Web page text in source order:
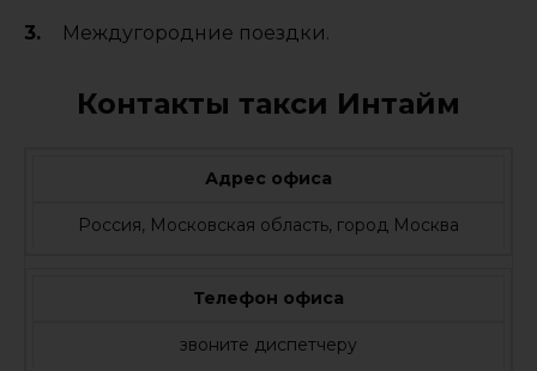
Междугородние поездки.
Контакты такси Интайм
Адрес офиса
Россия, Московская область, город Москва
Телефон офиса
звоните диспетчеру